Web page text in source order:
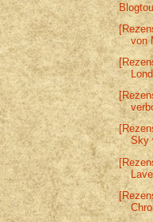
von
Sky